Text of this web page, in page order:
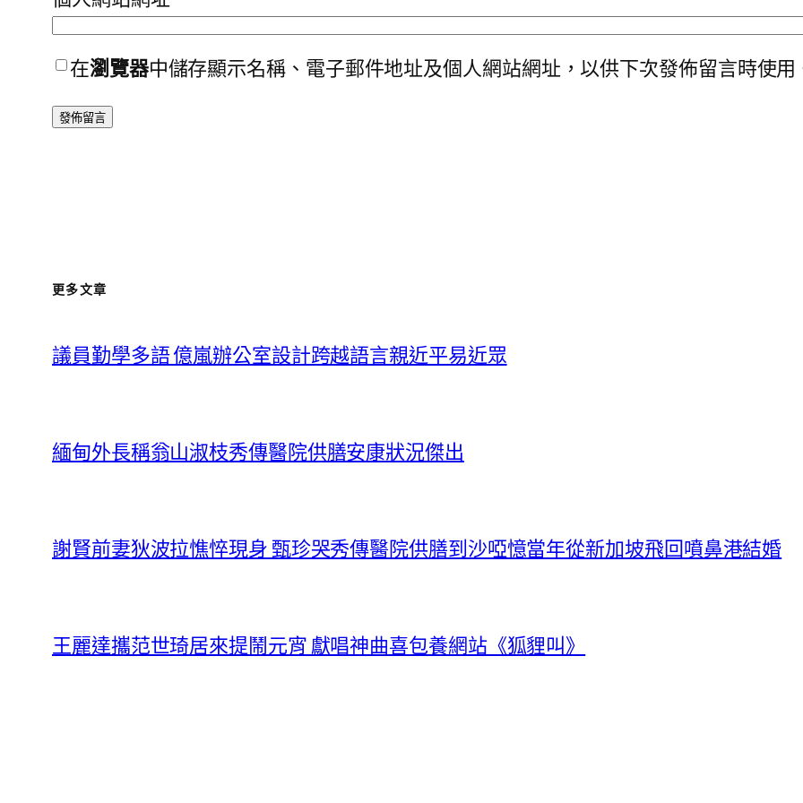
在瀏覽器中儲存顯示名稱、電子郵件地址及個人網站網址，以供下次發佈留言時使用
更多文章
議員勤學多語 億嵐辦公室設計跨越語言親近平易近眾
緬甸外長稱翁山淑枝秀傳醫院供膳安康狀況傑出
謝賢前妻狄波拉憔悴現身 甄珍哭秀傳醫院供膳到沙啞憶當年從新加坡飛回噴鼻港結婚
王麗達攜范世琦居來提鬧元宵 獻唱神曲喜包養網站《狐貍叫》